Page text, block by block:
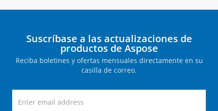
Suscríbase a las actualizaciones de
productos de Aspose
Reciba boletines y ofertas mensuales directamente en su
casilla de correo.